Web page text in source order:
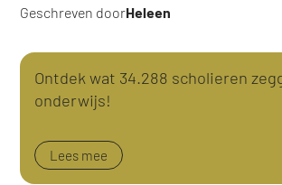
Geschreven doorHeleen
Ontdek wat 34.288 scholieren
onderwijs!
Lees mee